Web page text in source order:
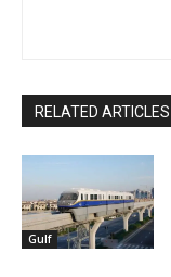
RELATED ARTICLES
Gulf